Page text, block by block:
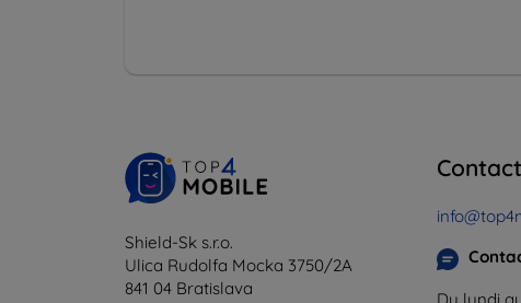
Shield-Sk s.r.o.
Ulica Rudolfa Mocka 3750/2A
841 04 Bratislava
Du lundi